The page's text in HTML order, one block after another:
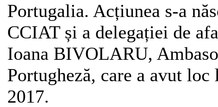
Portugalia. Acțiunea s-a
CCIAT și a delegației de
Ioana BIVOLARU,
Portugheză, care a avut
2017.